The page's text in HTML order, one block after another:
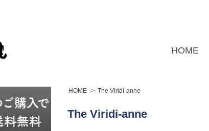
HOME
HOME > The Viridi-anne
The Viridi-anne